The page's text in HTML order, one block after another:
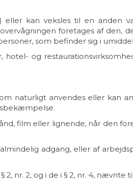
kan veksles til en anden
foretages af den,
som befinder sig i
hotel- og
naturligt anvendes eller kan
film eller lignende, når den
adgang, eller af
nr. 2, og i de i § 2, nr. 4, nævnte